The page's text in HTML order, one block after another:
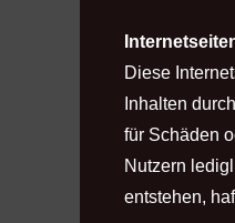
Diese
Inhalten
für Schäden
Nutzern
entstehen,